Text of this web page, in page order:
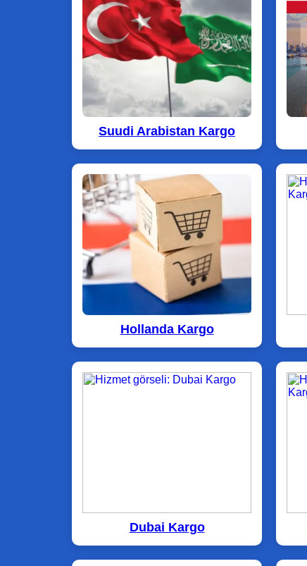
Suudi Arabistan Kargo
Hollanda Kargo
Dubai Kargo